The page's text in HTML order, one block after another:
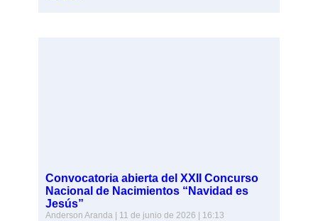
Convocatoria abierta del XXII Concurso
Nacional de Nacimientos “Navidad es
Jesús”
Anderson Aranda 11 de junio de 2026 16:13